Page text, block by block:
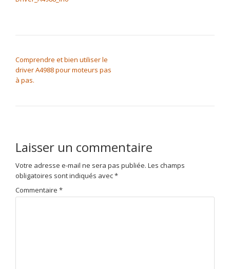
Comprendre et bien utiliser le
driver A4988 pour moteurs pas
à pas.
Laisser un commentaire
Votre adresse e-mail ne sera pas publiée. Les champs
obligatoires sont indiqués avec*
Commentaire *